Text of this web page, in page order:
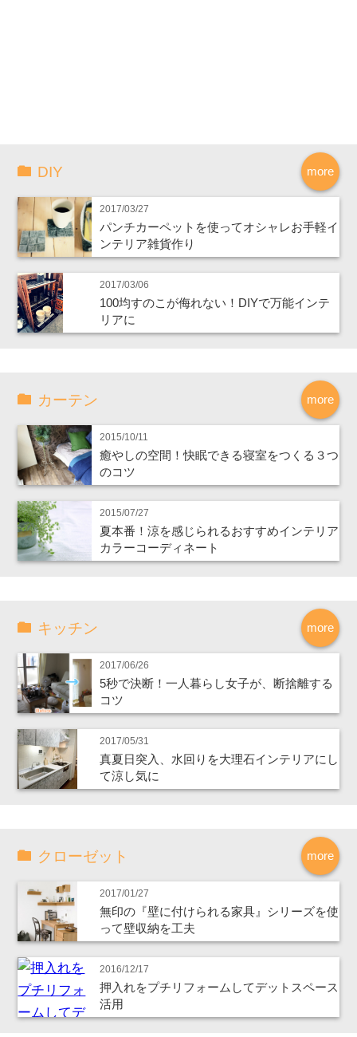
more
DIY
2017/03/27
パンチカーペットを使ってオシャレお手軽イ
ンテリア雑貨作り
2017/03/06
100均すのこが侮れない！DIYで万能インテ
リアに
more
カーテン
2015/10/11
癒やしの空間！快眠できる寝室をつくる３つ
のコツ
2015/07/27
夏本番！涼を感じられるおすすめインテリア
カラーコーディネート
more
キッチン
2017/06/26
5秒で決断！一人暮らし女子が、断捨離する
コツ
2017/05/31
真夏日突入、水回りを大理石インテリアにし
て涼し気に
more
クローゼット
2017/01/27
無印の『壁に付けられる家具』シリーズを使
って壁収納を工夫
2016/12/17
押入れをプチリフォームしてデットスペース
活用